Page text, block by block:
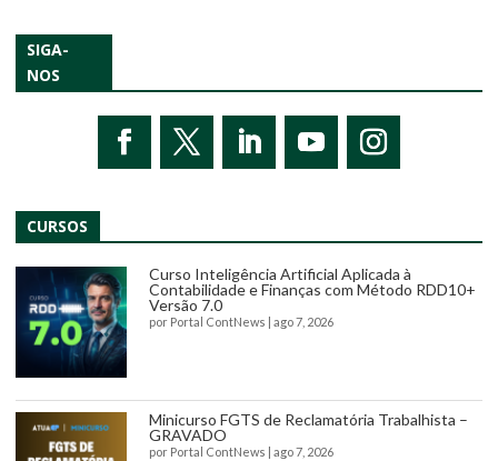
SIGA-
NOS
CURSOS
Curso Inteligência Artificial Aplicada à
Contabilidade e Finanças com Método RDD10+
Versão 7.0
por Portal ContNews ago 7, 2026
Minicurso FGTS de Reclamatória Trabalhista –
GRAVADO
por Portal ContNews ago 7, 2026